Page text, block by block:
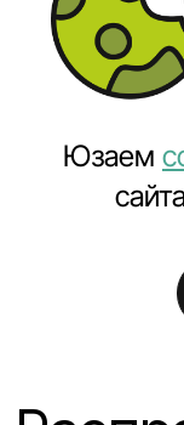
Навіны
Распрацавалі
Юзаем